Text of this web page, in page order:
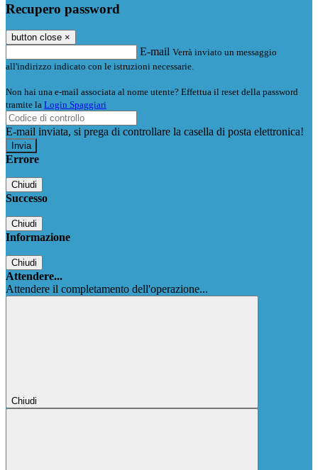
Recupero password
button close ×
E-mail Verrà inviato un messaggio
all'indirizzo indicato con le istruzioni necessarie.
Non hai una e-mail associata al nome utente? Effettua il reset della password
tramite la Login Spaggiari
E-mail inviata, si prega di controllare la casella di posta elettronica!
Errore
Chiudi
Successo
Chiudi
Informazione
Chiudi
Attendere...
Attendere il completamento dell'operazione...
Chiudi